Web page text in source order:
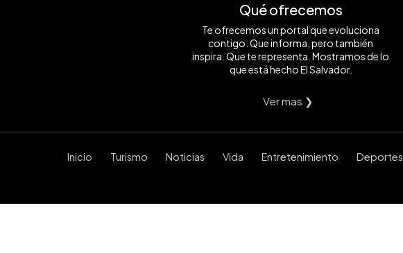
Qué ofrecemos
Te ofrecemos un portal que evoluciona
contigo. Que informa, pero también
inspira. Que te representa. Mostramos de lo
que está hecho El Salvador.
Ver mas ❯
Inicio Turismo Noticias Vida Entretenimiento Deportes